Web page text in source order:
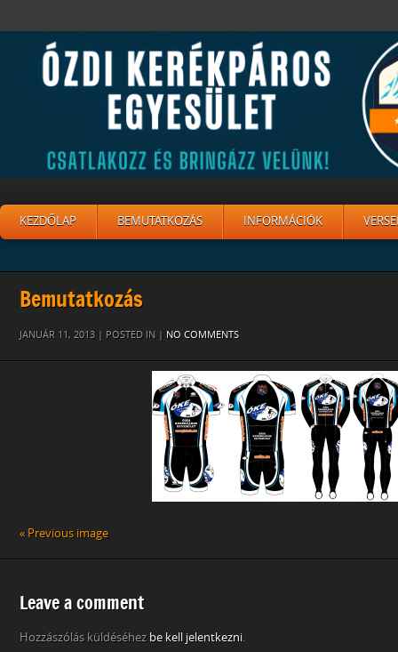
KEZDŐLAP BEMUTATKOZÁS INFORMÁCIÓK
Bemutatkozás
JANUÁR 11, 2013 | POSTED IN | NO COMMENTS
« Previous image
Leave a comment
Hozzászólás küldéséhez be kell jelentkezni.